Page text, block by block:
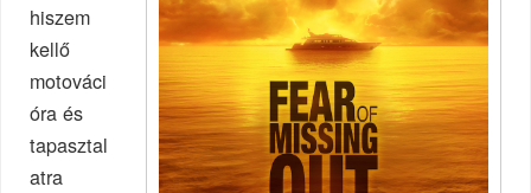
hiszem
kellő
motováci
óra és
tapasztal
atra